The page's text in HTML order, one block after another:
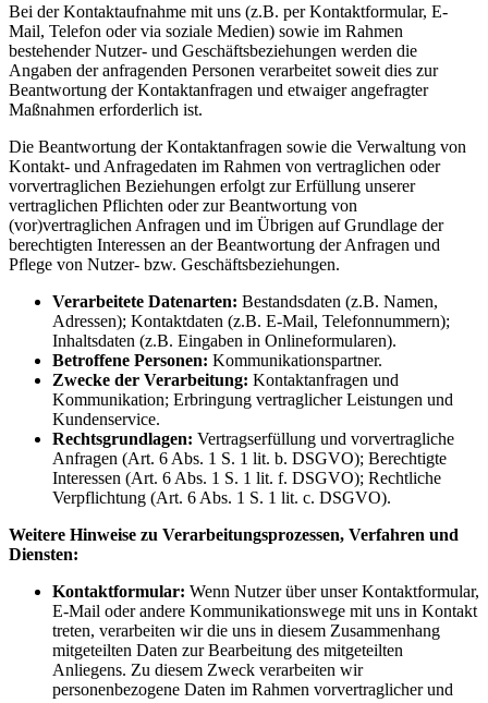
Bei der Kontaktaufnahme mit uns (z.B. per Kontaktformular, E-
Mail, Telefon oder via soziale Medien) sowie im Rahmen
bestehender Nutzer- und Geschäftsbeziehungen werden die
Angaben der anfragenden Personen verarbeitet soweit dies zur
Beantwortung der Kontaktanfragen und etwaiger angefragter
Maßnahmen erforderlich ist.
Die Beantwortung der Kontaktanfragen sowie die Verwaltung von
Kontakt- und Anfragedaten im Rahmen von vertraglichen oder
vorvertraglichen Beziehungen erfolgt zur Erfüllung unserer
vertraglichen Pflichten oder zur Beantwortung von
(vor)vertraglichen Anfragen und im Übrigen auf Grundlage der
berechtigten Interessen an der Beantwortung der Anfragen und
Pflege von Nutzer- bzw. Geschäftsbeziehungen.
Verarbeitete Datenarten: Bestandsdaten (z.B. Namen,
Adressen); Kontaktdaten (z.B. E-Mail, Telefonnummern);
Inhaltsdaten (z.B. Eingaben in Onlineformularen).
Betroffene Personen: Kommunikationspartner.
Zwecke der Verarbeitung: Kontaktanfragen und
Kommunikation; Erbringung vertraglicher Leistungen und
Kundenservice.
Rechtsgrundlagen: Vertragserfüllung und vorvertragliche
Anfragen (Art. 6 Abs. 1 S. 1 lit. b. DSGVO); Berechtigte
Interessen (Art. 6 Abs. 1 S. 1 lit. f. DSGVO); Rechtliche
Verpflichtung (Art. 6 Abs. 1 S. 1 lit. c. DSGVO).
Weitere Hinweise zu Verarbeitungsprozessen, Verfahren und
Diensten:
Kontaktformular: Wenn Nutzer über unser Kontaktformular,
E-Mail oder andere Kommunikationswege mit uns in Kontakt
treten, verarbeiten wir die uns in diesem Zusammenhang
mitgeteilten Daten zur Bearbeitung des mitgeteilten
Anliegens. Zu diesem Zweck verarbeiten wir
personenbezogene Daten im Rahmen vorvertraglicher und